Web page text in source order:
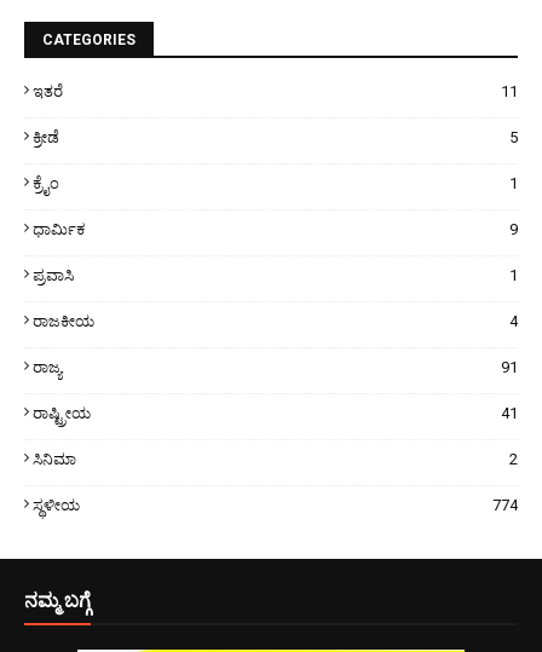
CATEGORIES
ಇತರೆ 11
ಕ್ರೀಡೆ 5
ಕ್ರೈಂ 1
ಧಾರ್ಮಿಕ 9
ಪ್ರವಾಸಿ 1
ರಾಜಕೀಯ 4
ರಾಜ್ಯ 91
ರಾಷ್ಟ್ರೀಯ 41
ಸಿನಿಮಾ 2
ಸ್ಥಳೀಯ 774
ನಮ್ಮ ಬಗ್ಗೆ